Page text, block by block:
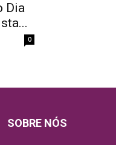
Dia
0
SOBRE NÓS